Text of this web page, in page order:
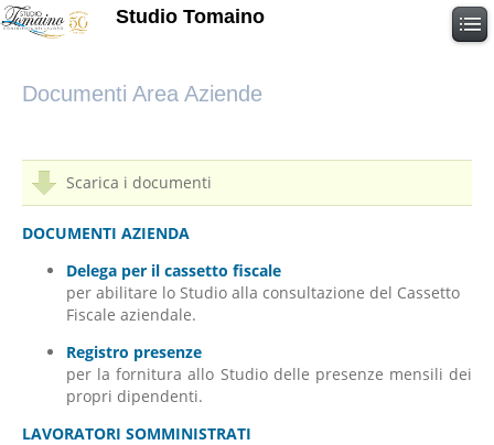
Studio Tomaino
Documenti Area Aziende
Scarica i documenti
DOCUMENTI AZIENDA
Delega per il cassetto fiscale
per abilitare lo Studio alla consultazione del Cassetto
Fiscale aziendale.
Registro presenze
per la fornitura allo Studio delle presenze mensili dei
propri dipendenti.
LAVORATORI SOMMINISTRATI